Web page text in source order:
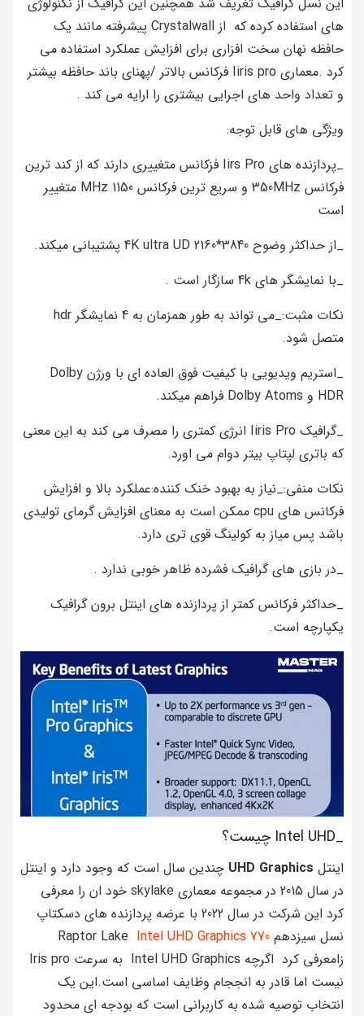
های استفاده کرده که از Crystalwall پیشرفته مانند یک
حافظه نهان سخت افزاری برای افزایش عملکرد استفاده می
کرد .معماری Iiris pro فرکانس بالاتر /پهنای باند حافظه بیشتر
و تعداد واحد های اجرایی بیشتری را ارایه می کند .
ویژگی های قابل توجه:
_پردازنده های Iirs Pro فزکانس متغییری دارند که از کند ترین
فرکانس 350MHz و سریع ترین فرکانس 1150 MHz متغییر
است
_از حداکثر وضوح 3840*2160 4K ultra UD پشتیبانی میکند.
_با نمایشگر های 4k سازگار است .
نکات مثبت:_می تواند به طور همزمان به 4 نمایشگر hdr
متصل شود.
_استریم ویدیویی با کیفیت فوق العاده ای با ورژن Dolby
HDR و Dolby Atoms فراهم میکند.
_گرافیک Iiris Pro انرژی کمتری را مصرف می کند به این معنی
که باتری لپتاپ بیتر دوام می اورد.
نکات منفی:_نیاز به بهبود خنک کننده:عملکرد بالا و افزایش
فرکانس های cpu ممکن است به معنای افزایش گرمای تولیدی
باشد پس میاز به کولینگ قوی تری دارد.
_در بازی های گرافیک فشرده ظاهر خوبی ندارد .
_حداکثر فرکانس کمتر از پردازنده های اینتل برون گرافیک
یکپارچه است.
_Intel UHD چیست؟
اینتل
چندین سال است که وجود دارد و اینتل
در سال 2015 در مجموعه معماری skylake خود ان را معرفی
کرد این شرکت در سال 2022 با عرضه پردازنده های دسکتاپ
نسل سیزدهم Raptor Lake Intel UHD Graphics 770
زامعرفی کرد اگرچه Intel UHD Graphics به سرعت Iris pro
نیست اما قادر به انججام وظایف اساسی است.این یک
انتخاب توصیه شده به کاربرانی است که بودجه ای محدود